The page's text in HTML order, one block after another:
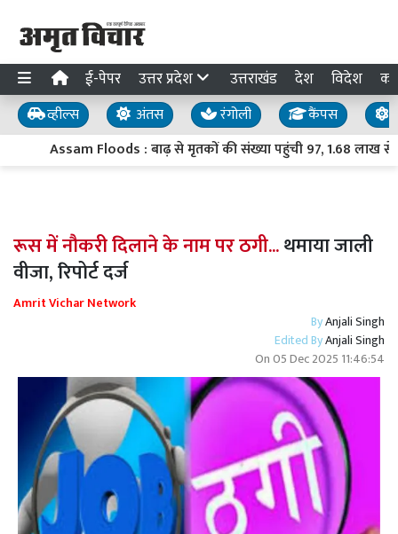
ई-पेपर उत्तर प्रदेश उत्तराखंड देश विदेश
व्हील्स अंतस रंगोली कैंपस
Assam Floods : बाढ़ से मृतकों की संख्या पहुंची 97, 1.68 लाख से
रूस में नौकरी दिलाने के नाम पर ठगी...थमाया जाली
वीजा, रिपोर्ट दर्ज
Amrit Vichar Network
ByAnjali Singh
Edited ByAnjali Singh
On05 Dec 2025 11:46:54